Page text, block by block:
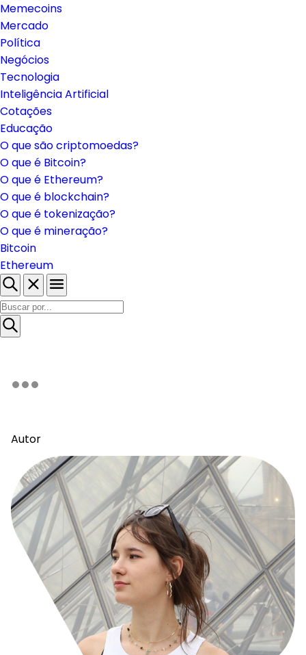
Memecoins
Mercado
Política
Negócios
Tecnologia
Inteligência Artificial
Cotações
Educação
O que são criptomoedas?
O que é Bitcoin?
O que é Ethereum?
O que é blockchain?
O que é tokenização?
O que é mineração?
Bitcoin
Ethereum
Autor